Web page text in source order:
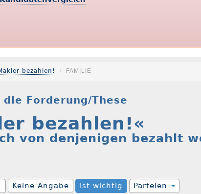
bezahlen! FAMILIE
Forderung/These
bezahlen!«
von denjenigen bezahlt
Keine Angabe Ist wichtig Parteien